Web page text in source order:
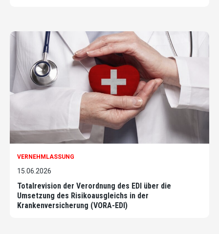
VERNEHMLASSUNG
15.06.2026
Totalrevision der Verordnung des EDI über die
Umsetzung des Risikoausgleichs in der
Krankenversicherung (VORA-EDI)